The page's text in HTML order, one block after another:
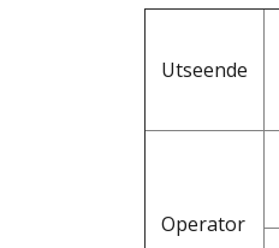
Utseende
Operator